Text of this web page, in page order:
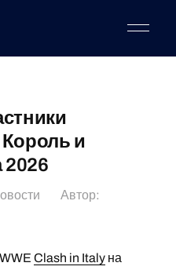
и
2026
Автор:
Clash in Italyна